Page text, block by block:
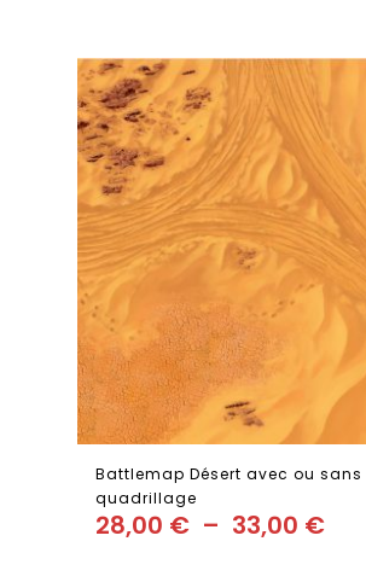
Battlemap Désert avec ou sans
quadrillage
28,00 € – 33,00 €